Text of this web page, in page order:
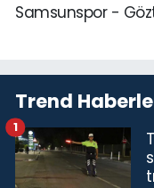
Samsunspor -
Trend
1